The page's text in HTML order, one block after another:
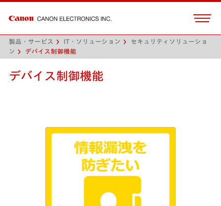
製品・サービス IT・ソリューション
セキュリティソリューショ
ン
デバイス制御機能
デバイス制御機能